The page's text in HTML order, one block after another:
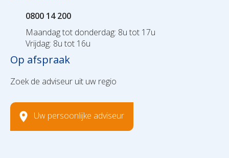
0800 14 200
Maandag tot donderdag: 8u tot 17u
Vrijdag: 8u tot 16u
Op afspraak
Zoek de adviseur uit uw regio
Uw persoonlijke adviseur